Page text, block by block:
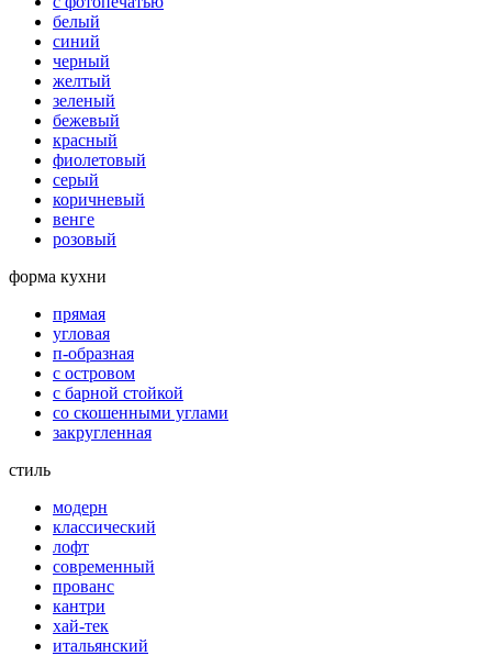
белый
синий
черный
желтый
зеленый
бежевый
красный
фиолетовый
серый
коричневый
венге
розовый
форма кухни
прямая
угловая
п-образная
с островом
с барной стойкой
со скошенными углами
закругленная
стиль
модерн
классический
лофт
современный
прованс
кантри
хай-тек
итальянский